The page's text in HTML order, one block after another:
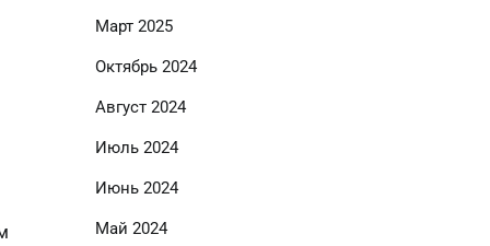
Март 2025
Октябрь 2024
Август 2024
Июль 2024
Июнь 2024
Май 2024